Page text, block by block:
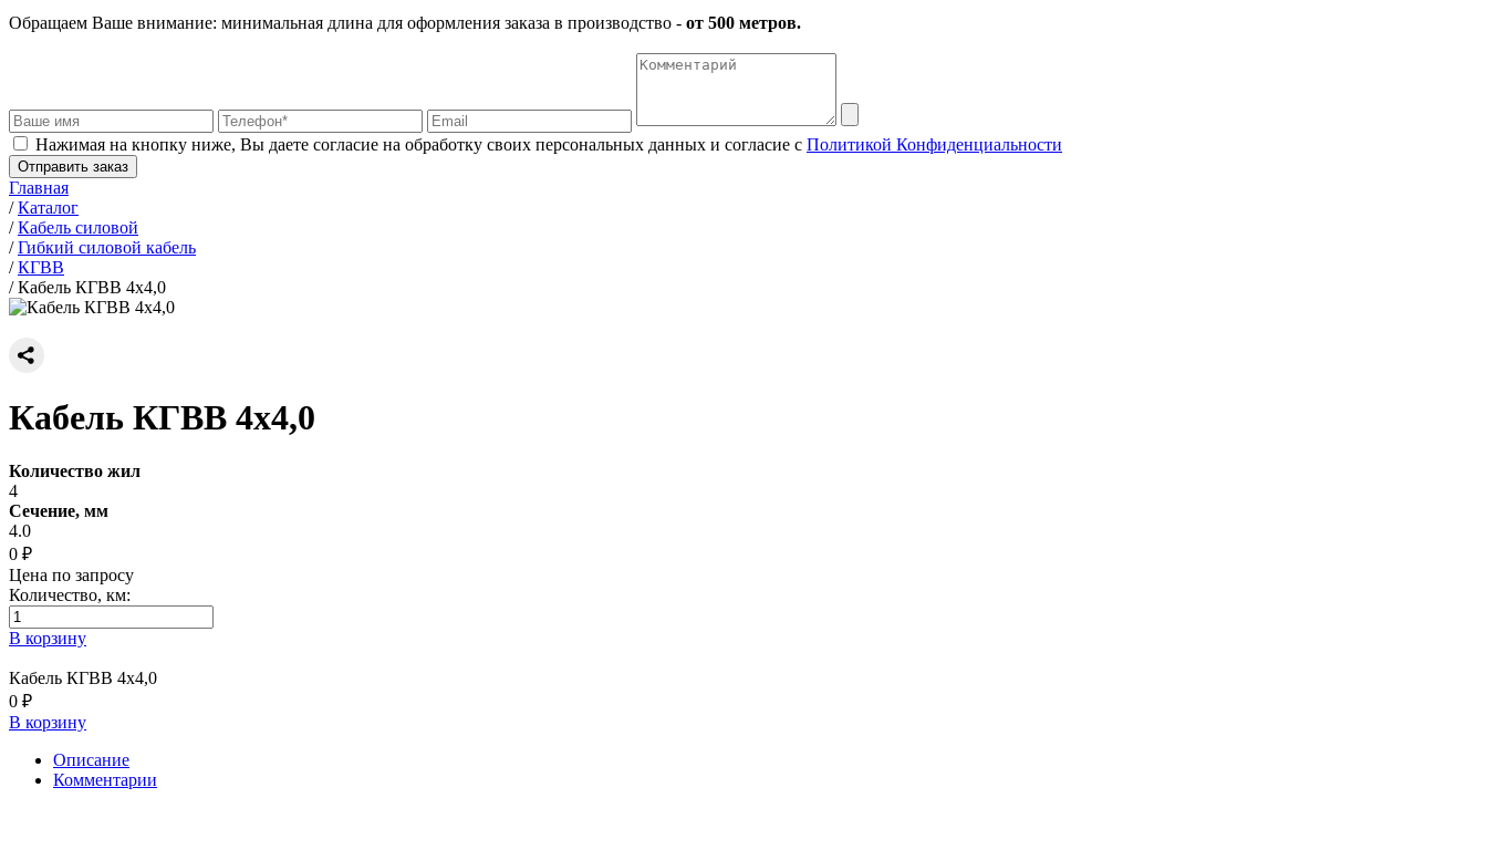
Обращаем Ваше внимание: минимальная длина для оформления заказа в производство - от 500 метров.
Нажимая на кнопку ниже, Вы даете согласие на обработку своих персональных данных и согласие с Политикой Конфиденциальности
Отправить заказ
Главная
/Каталог
/Кабель силовой
/Гибкий силовой кабель
/КГВВ
/Кабель КГВВ 4х4,0
Кабель КГВВ 4х4,0
Количество жил
4
Сечение, мм
4.0
0 ₽
Цена по запросу
Количество, км:
В корзину
Кабель КГВВ 4х4,0
0 ₽
В корзину
Описание
Комментарии